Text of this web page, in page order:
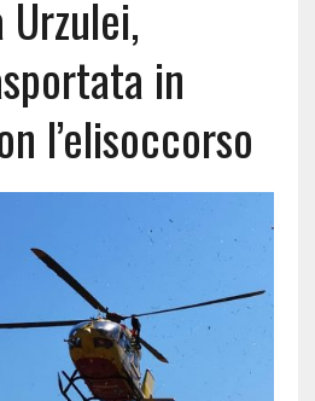
in
l’elisoccorso